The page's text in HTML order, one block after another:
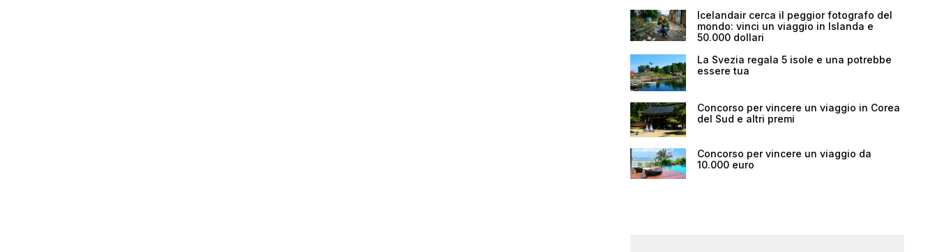
Icelandair cerca il peggior fotografo del
mondo: vinci un viaggio in Islanda e
50.000 dollari
La Svezia regala 5 isole e una potrebbe
essere tua
Concorso per vincere un viaggio in Corea
del Sud e altri premi
Concorso per vincere un viaggio da
10.000 euro